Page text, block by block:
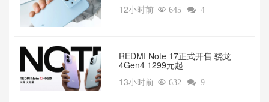
12小时前  645  4
REDMI Note 17正式开售 骁龙
4Gen4 1299元起
13小时前  632  9